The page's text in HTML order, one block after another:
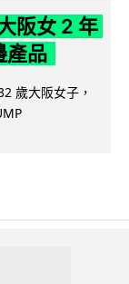
阪女 2 年
產品
歲大阪女子，